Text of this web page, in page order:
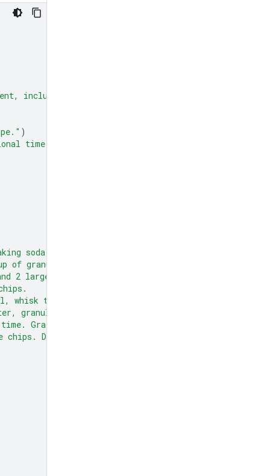
including units."
)
time in minutes to prepare the recipe."
soda,
of granulated sugar,
2 large eggs.
whisk together the flour,
granulated sugar, and brown sugar
Gradually beat in the dry
Drop by rounded tablespoons